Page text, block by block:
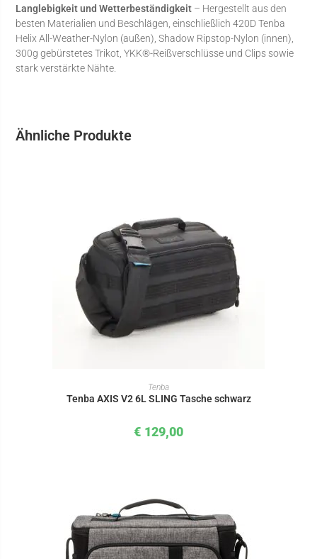
Langlebigkeit und Wetterbeständigkeit – Hergestellt aus den
besten Materialien und Beschlägen, einschließlich 420D Tenba
Helix All-Weather-Nylon (außen), Shadow Ripstop-Nylon (innen),
300g gebürstetes Trikot, YKK®-Reißverschlüsse und Clips sowie
stark verstärkte Nähte.
Ähnliche Produkte
IN DEN WARENKORB
Tenba
Tenba AXIS V2 6L SLING Tasche schwarz
€ 129,00